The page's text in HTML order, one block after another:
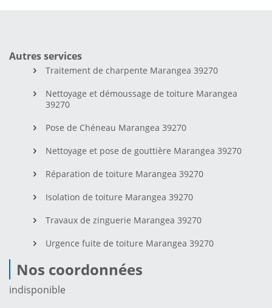
Autres services
Traitement de charpente Marangea 39270
Nettoyage et démoussage de toiture Marangea
39270
Pose de Chéneau Marangea 39270
Nettoyage et pose de gouttière Marangea 39270
Réparation de toiture Marangea 39270
Isolation de toiture Marangea 39270
Travaux de zinguerie Marangea 39270
Urgence fuite de toiture Marangea 39270
Nos coordonnées
indisponible